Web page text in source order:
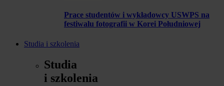
Prace studentów i wykładowcy USWPS na
festiwalu fotografii w Korei Południowej
Studia i szkolenia
Studia
i szkolenia